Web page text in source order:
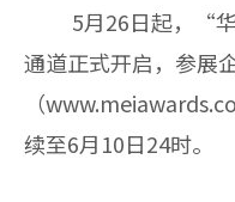
5月26日起，“
通道正式开启，参展
（
续至6月10日24时。